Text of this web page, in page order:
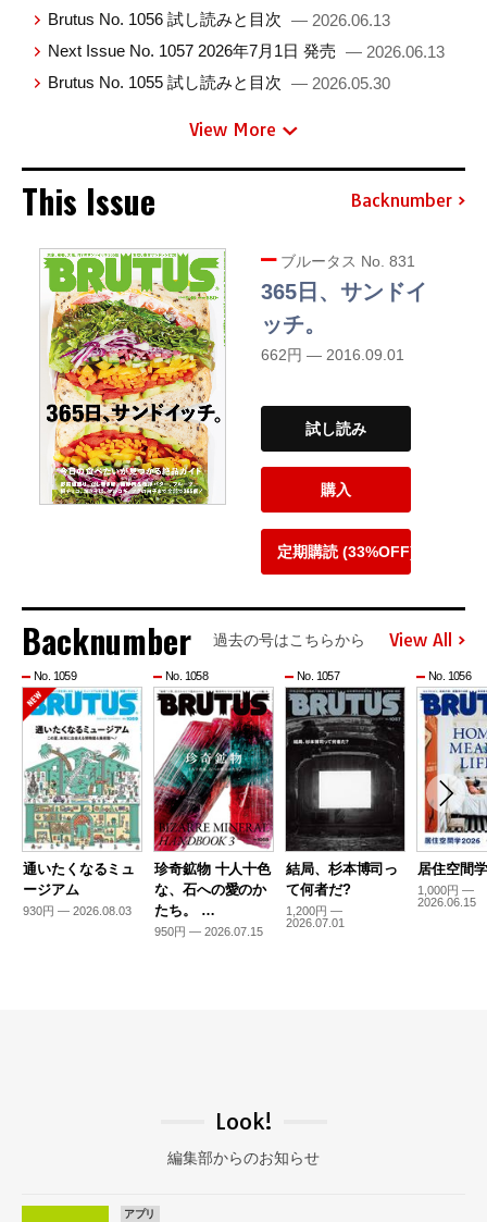
Brutus No. 1056 試し読みと目次 — 2026.06.13
Next Issue No. 1057 2026年7月1日 発売 — 2026.06.13
Brutus No. 1055 試し読みと目次 — 2026.05.30
View More
This Issue Backnumber
ブルータス No. 831
365日、サンドイ
ッチ。
662円 — 2016.09.01
試し読み
購入
定期購読 (33%OFF)
Backnumber 過去の号はこちらから View All
No. 1059
通いたくなるミュ
ージアム
930円 — 2026.08.03
No. 1058
珍奇鉱物 十人十色
な、石への愛のか
たち。 …
950円 — 2026.07.15
No. 1057
結局、杉本博司っ
て何者だ?
1,200円 —
2026.07.01
No. 1056
居住空間
1,000円 —
2026.06.15
Look!
編集部からのお知らせ
アプリ